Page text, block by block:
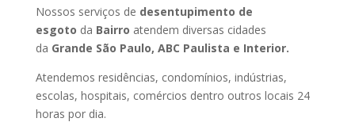
Nossos serviços de desentupimento de
esgoto da Bairro atendem diversas cidades
da Grande São Paulo, ABC Paulista e Interior.
Atendemos residências, condomínios, indústrias,
escolas, hospitais, comércios dentro outros locais 24
horas por dia.